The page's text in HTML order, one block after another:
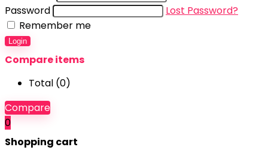
Password
Lost Password?
Remember me
Login
Compare items
Total (0)
Compare
0
Shopping cart